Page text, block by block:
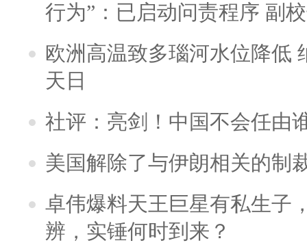
行为”：已启动问责程序 副
欧洲高温致多瑙河水位降低
天日
社评：亮剑！中国不会任由
美国解除了与伊朗相关的制
卓伟爆料天王巨星有私生子
辨，实锤何时到来？